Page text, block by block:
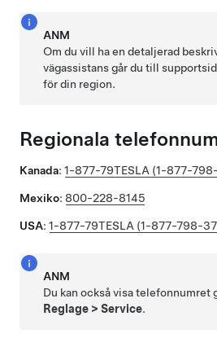
ANM
Om du vill ha en detaljerad
vägassistans går du till
för din region.
Regionala
Kanada: 1-877-79TESLA (1-877-
Mexiko: 800-228-8145
USA: 1-877-79TESLA (1-877-798-
ANM
Du kan också visa telefonnumret
Reglage >Service.